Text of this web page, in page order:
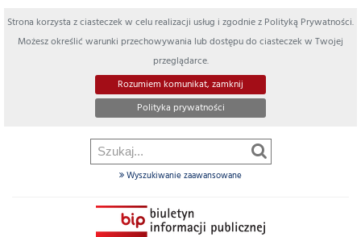
Strona korzysta z ciasteczek w celu realizacji usług i zgodnie z Polityką Prywatności.
Możesz określić warunki przechowywania lub dostępu do ciasteczek w Twojej
przeglądarce.
Rozumiem komunikat, zamknij
Polityka prywatności
Wyszukiwanie zaawansowane